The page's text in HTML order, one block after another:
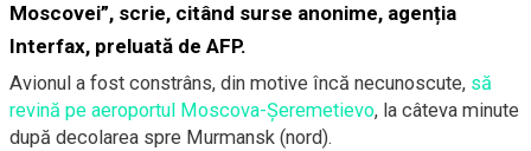
Moscovei”, scrie, citând surse anonime, agenția
Interfax, preluată de AFP.
Avionul a fost constrâns, din motive încă necunoscute, să
revină pe aeroportul Moscova-Șeremetievo, la câteva minute
după decolarea spre Murmansk (nord).